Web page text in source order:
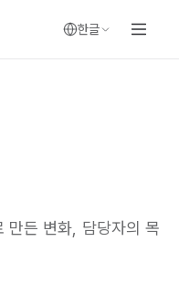
한글
만든 변화, 담당자의 목